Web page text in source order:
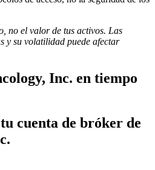
no el valor de tus activos. Las
y su volatilidad puede afectar
Inc. en tiempo
cuenta de bróker de